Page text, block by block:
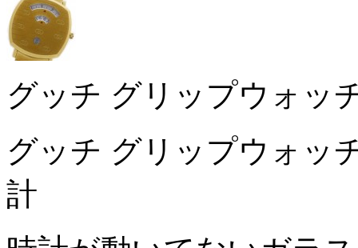
グッチ グリップウォッ
グッチ グリップウォッ
計